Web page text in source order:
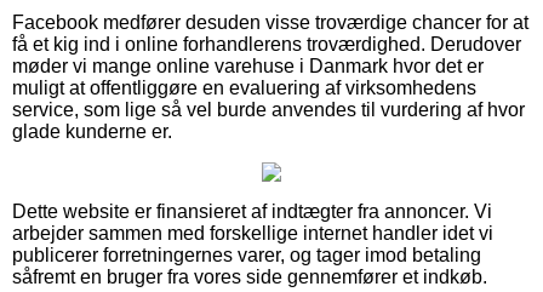
Facebook medfører desuden visse troværdige chancer for at
få et kig ind i online forhandlerens troværdighed. Derudover
møder vi mange online varehuse i Danmark hvor det er
muligt at offentliggøre en evaluering af virksomhedens
service, som lige så vel burde anvendes til vurdering af hvor
glade kunderne er.
Dette website er finansieret af indtægter fra annoncer. Vi
arbejder sammen med forskellige internet handler idet vi
publicerer forretningernes varer, og tager imod betaling
såfremt en bruger fra vores side gennemfører et indkøb.